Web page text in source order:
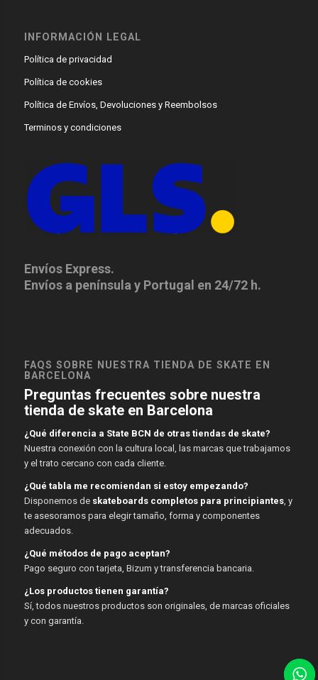
INFORMACIÓN LEGAL
Política de privacidad
Política de cookies
Política de Envíos, Devoluciones y Reembolsos
Terminos y condiciones
Envíos Express.
Envíos a península y Portugal en 24/72 h.
FAQS SOBRE NUESTRA TIENDA DE SKATE EN
BARCELONA
Preguntas frecuentes sobre nuestra
tienda de skate en Barcelona
¿Qué diferencia a State BCN de otras tiendas de skate?
Nuestra conexión con la cultura local, las marcas que trabajamos
y el trato cercano con cada cliente.
¿Qué tabla me recomiendan si estoy empezando?
Disponemos de skateboards completos para principiantes, y
te asesoramos para elegir tamaño, forma y componentes
adecuados.
¿Qué métodos de pago aceptan?
Pago seguro con tarjeta, Bizum y transferencia bancaria.
¿Los productos tienen garantía?
Sí, todos nuestros productos son originales, de marcas oficiales
y con garantía.